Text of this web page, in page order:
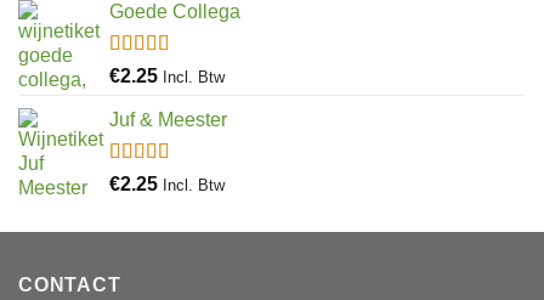
Goede Collega
Gewaardeerd
€2.25 Incl. Btw
Juf & Meester
Gewaardeerd
€2.25 Incl. Btw
CONTACT